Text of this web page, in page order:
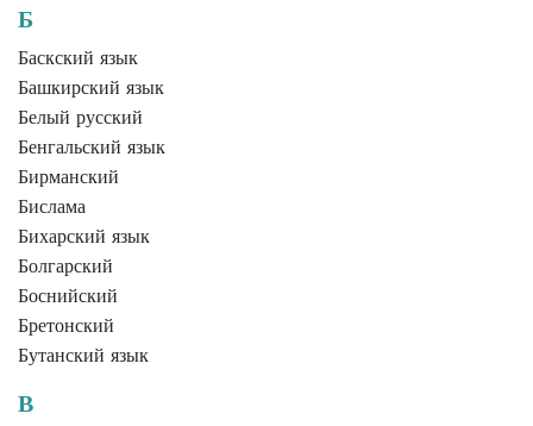
Б
Баскский язык
Башкирский язык
Белый русский
Бенгальский язык
Бирманский
Бислама
Бихарский язык
Болгарский
Боснийский
Бретонский
Бутанский язык
В